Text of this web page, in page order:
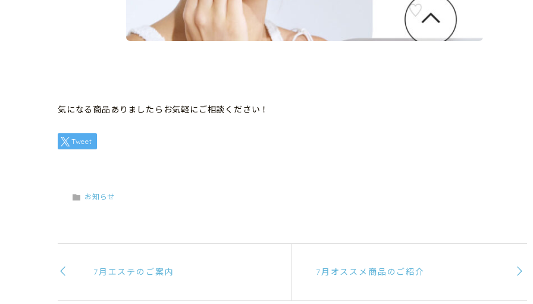
気になる商品ありましたらお気軽にご相談ください！
Tweet
お知らせ
7月エステのご案内 7月オススメ商品のご紹介